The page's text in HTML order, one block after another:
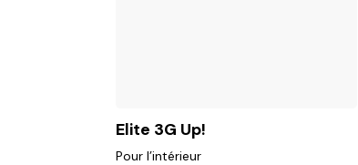
Elite 3G Up!
Pour l’intérieur